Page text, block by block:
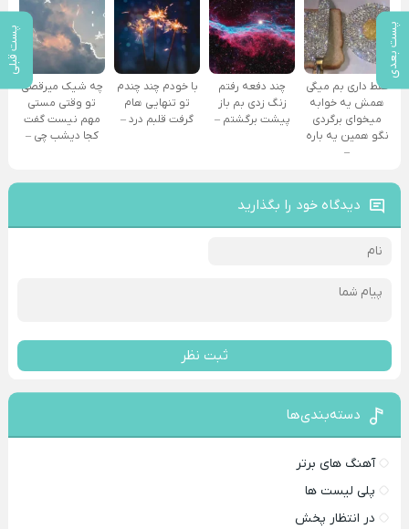
پست بعدی پست قبلی
فقط داری بم میگی
همش یه خوابه
میخوای برگردی
نگو همین یه باره
–
چند دفعه رفتم
زنگ زدی بم باز
پیشت برگشتم –
با خودم چند چندم
تو تنهایی هام
گرفت قلبم درد –
چه شیک میرقصی
تو وقتی مستی
مهم نیست گفت
کجا دیشب چی –
دیدگاه خود را بگذارید
ثبت نظر
دسته‌بندی‌ها
آهنگ های برتر
پلی لیست ها
در انتظار پخش